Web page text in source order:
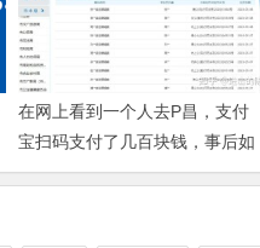
在网上看到一个人去P昌，支付
宝扫码支付了几百块钱，事后如
果小姐被抓后会不会JC根据转账